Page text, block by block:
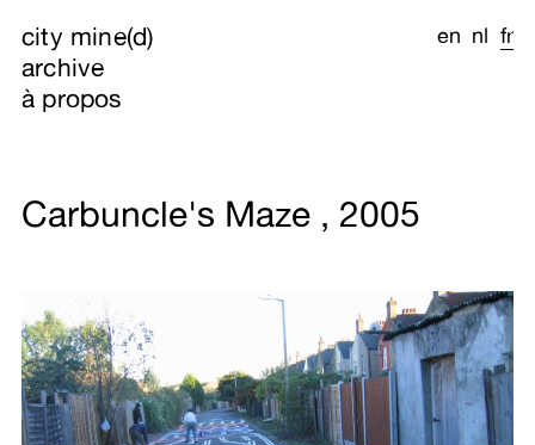
city mine(d)
archive
à propos
en nl fr
Carbuncle's Maze , 2005